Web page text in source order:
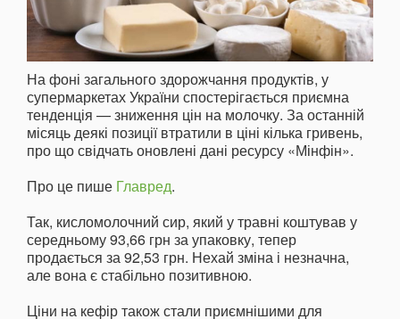
На фоні загального здорожчання продуктів, у
супермаркетах України спостерігається приємна
тенденція — зниження цін на молочку. За останній
місяць деякі позиції втратили в ціні кілька гривень,
про що свідчать оновлені дані ресурсу «Мінфін».
Про це пише Главред.
Так, кисломолочний сир, який у травні коштував у
середньому 93,66 грн за упаковку, тепер
продається за 92,53 грн. Нехай зміна і незначна,
але вона є стабільно позитивною.
Ціни на кефір також стали приємнішими для